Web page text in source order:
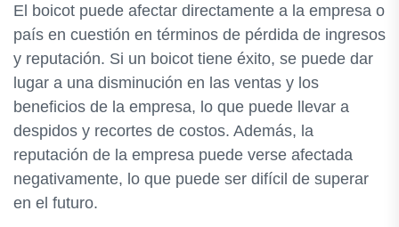
El boicot puede afectar directamente a la empresa o
país en cuestión en términos de pérdida de ingresos
y reputación. Si un boicot tiene éxito, se puede dar
lugar a una disminución en las ventas y los
beneficios de la empresa, lo que puede llevar a
despidos y recortes de costos. Además, la
reputación de la empresa puede verse afectada
negativamente, lo que puede ser difícil de superar
en el futuro.